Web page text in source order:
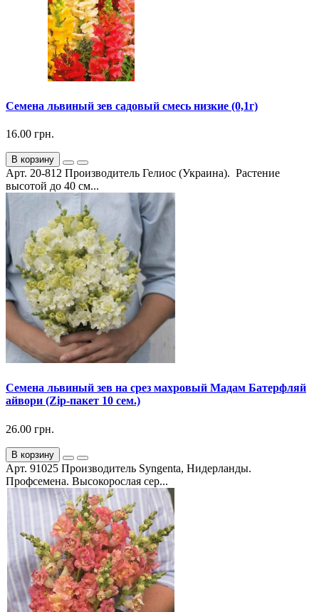
Семена львиный зев садовый смесь низкие (0,1г)
16.00 грн.
В корзину
Арт. 20-812 Производитель Гелиос (Украина). Растение
высотой до 40 см...
Семена львиный зев на срез махровый Мадам Батерфляй
айвори (Zip-пакет 10 сем.)
26.00 грн.
В корзину
Арт. 91025 Производитель Syngenta, Нидерланды.
Профсемена. Высокорослая сер...